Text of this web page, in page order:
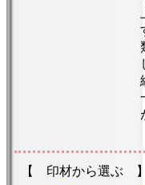
【 印材から選ぶ 】